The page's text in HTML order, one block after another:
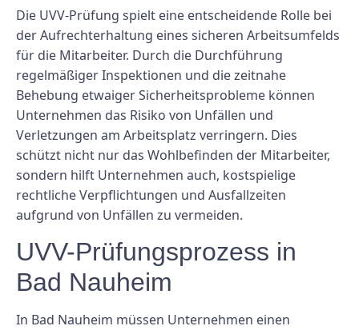
Die UVV-Prüfung spielt eine entscheidende Rolle bei
der Aufrechterhaltung eines sicheren Arbeitsumfelds
für die Mitarbeiter. Durch die Durchführung
regelmäßiger Inspektionen und die zeitnahe
Behebung etwaiger Sicherheitsprobleme können
Unternehmen das Risiko von Unfällen und
Verletzungen am Arbeitsplatz verringern. Dies
schützt nicht nur das Wohlbefinden der Mitarbeiter,
sondern hilft Unternehmen auch, kostspielige
rechtliche Verpflichtungen und Ausfallzeiten
aufgrund von Unfällen zu vermeiden.
UVV-Prüfungsprozess in
Bad Nauheim
In Bad Nauheim müssen Unternehmen einen